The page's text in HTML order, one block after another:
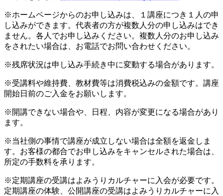
※ホームページからのお申し込みは、１講座につき１人の申
し込みができます。代表者の方が複数人分の申し込みはでき
ません。各人でお申し込みください。複数人分のお申し込み
をされたい場合は、お電話でお問い合わせください。
※残席状況は申し込み手続き中に変動する場合があります。
※受講料や維持費、教材費等は消費税込みの金額です。講座
開始日前のご入金をお願いします。
※開講できない場合や、日程、内容が変更になる場合があり
ます。
※当社側の事情で講座が成立しない場合は全額を返金しま
す。お客様の都合でお申し込みをキャンセルされた場合は、
所定の手数料を承ります。
※定期講座の受講はよみうりカルチャーに入会が必要です。
定期講座の体験、公開講座の受講はよみうりカルチャーに入